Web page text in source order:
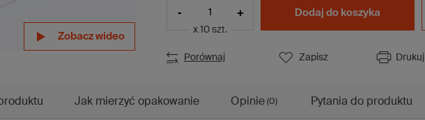
Zobacz wideo
Zobacz wideo
Zobacz wideo
- +
x 10 szt.
Dodaj do koszyka
Porównaj Zapisz Drukuj
Jak mierzyć opakowanie Opinie (0) Pytania do produktu